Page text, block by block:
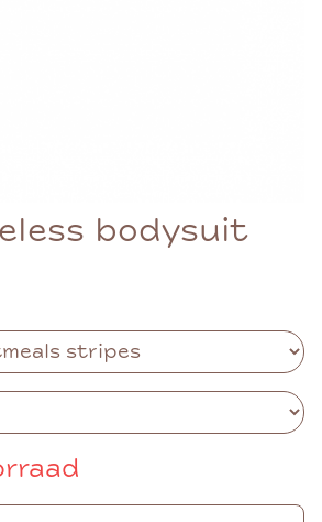
bodysuit